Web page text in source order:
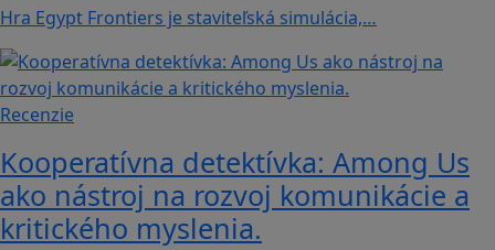
Hra Egypt Frontiers je staviteľská simulácia,…
Recenzie
Kooperatívna detektívka: Among Us
ako nástroj na rozvoj komunikácie a
kritického myslenia.